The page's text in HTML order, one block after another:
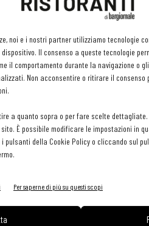
noi e i nostri partner utilizziamo tecnologie
Il consenso a queste tecnologie
il comportamento durante la navigazione o
Non acconsentire o ritirare il consenso
a quanto sopra o per fare scelte
È possibile modificare le impostazioni in
pulsanti della Cookie Policy o cliccando sul
Per saperne di più su questi scopi
Si ispira ai quartieri
(una stella michelin) accanto al
ma alcuni piatti forti vengono spesso
grigliato e la polenta con